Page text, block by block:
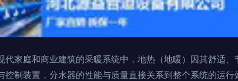
代家庭和商业建筑的采暖系统中，地热（地暖）因其舒适
控制装置，分水器的性能与质量直接关系到整个系统的运